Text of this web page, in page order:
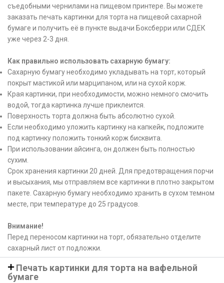
съедобными чернилами на пищевом принтере. Вы можете
заказать печать картинки для торта на пищевой сахарной
бумаге и получить её в пункте выдачи Боксберри или СДЕК
уже через 2-3 дня.
Как правильно использовать сахарную бумагу:
Сахарную бумагу необходимо укладывать на торт, который
покрыт мастикой или марципаном, или на сухой корж.
Края картинки, при необходимости, можно немного смочить
водой, тогда картинка лучше приклеится.
Поверхность торта должна быть абсолютно сухой.
Если необходимо уложить картинку на капкейк, подложите
под картинку положить тонкий корж бисквита.
При использовании айсинга, он должен быть полностью
сухим.
Срок хранения картинки 20 дней. Для предотвращения порчи
и высыхания, мы отправляем все картинки в плотно закрытом
пакете. Сахарную бумагу необходимо хранить в сухом темном
месте, при температуре до 25 градусов.
Внимание!
Перед переносом картинки на торт, обязательно отделите
сахарный лист от подложки.
Печать картинки для торта на вафельной
бумаге